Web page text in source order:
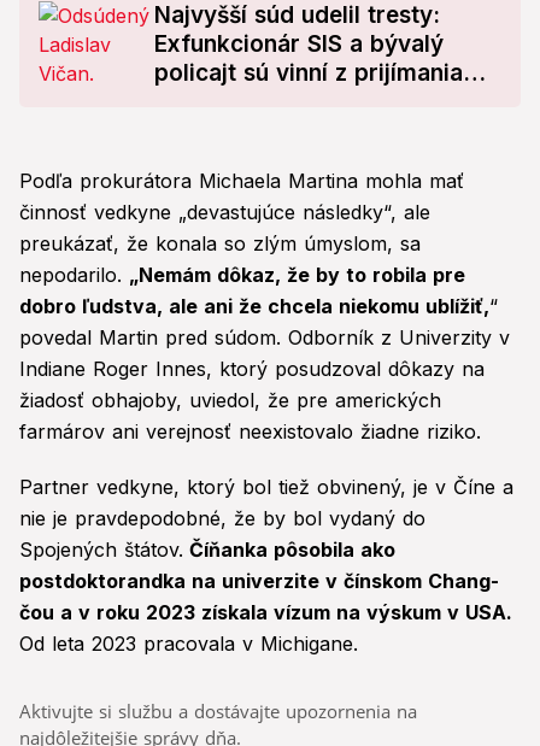
Najvyšší súd udelil tresty:
Exfunkcionár SIS a bývalý
policajt sú vinní z prijímania
Podľa prokurátora Michaela Martina mohla mať
činnosť vedkyne „devastujúce následky“, ale
preukázať, že konala so zlým úmyslom, sa
nepodarilo. „Nemám dôkaz, že by to robila pre
dobro ľudstva, ale ani že chcela niekomu ublížiť,“
povedal Martin pred súdom. Odborník z Univerzity v
Indiane Roger Innes, ktorý posudzoval dôkazy na
žiadosť obhajoby, uviedol, že pre amerických
farmárov ani verejnosť neexistovalo žiadne riziko.
Partner vedkyne, ktorý bol tiež obvinený, je v Číne a
nie je pravdepodobné, že by bol vydaný do
Spojených štátov. Číňanka pôsobila ako
postdoktorandka na univerzite v čínskom Chang-
čou a v roku 2023 získala vízum na výskum v USA.
Od leta 2023 pracovala v Michigane.
Aktivujte si službu a dostávajte upozornenia na
najdôležitejšie správy dňa.